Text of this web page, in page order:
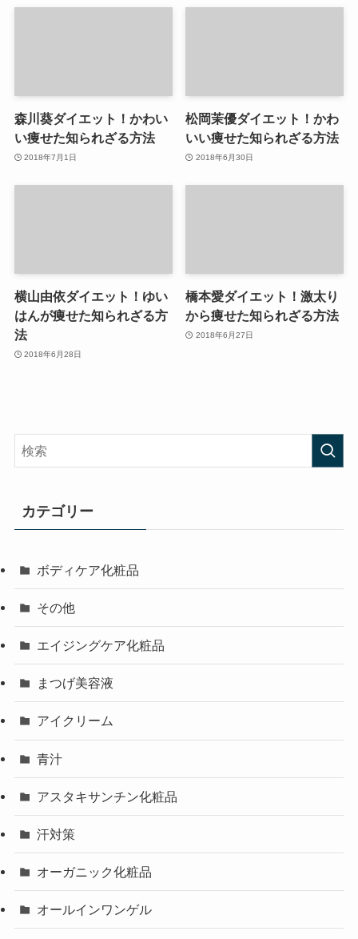
森川葵ダイエット！かわい
い痩せた知られざる方法
2018年7月1日
松岡茉優ダイエット！かわ
いい痩せた知られざる方法
2018年6月30日
横山由依ダイエット！ゆい
はんが痩せた知られざる方
法
2018年6月28日
橋本愛ダイエット！激太り
から痩せた知られざる方法
2018年6月27日
カテゴリー
ボディケア化粧品
その他
エイジングケア化粧品
まつげ美容液
アイクリーム
青汁
アスタキサンチン化粧品
汗対策
オーガニック化粧品
オールインワンゲル